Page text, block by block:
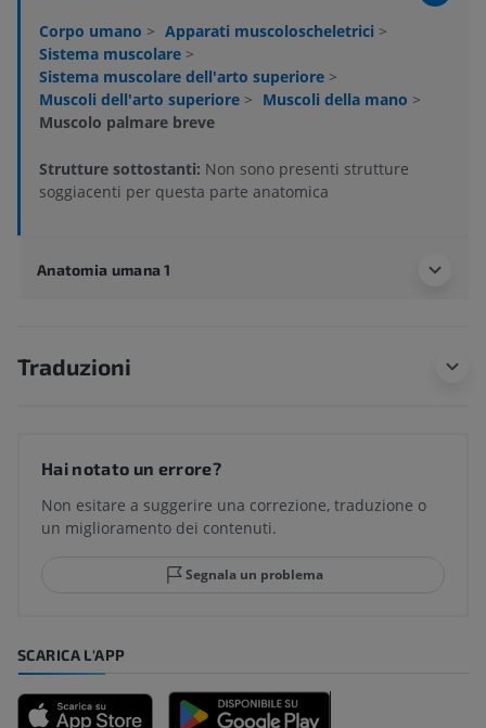
Corpo umano > Apparati muscoloscheletrici >
Sistema muscolare >
Sistema muscolare dell'arto superiore >
Muscoli dell'arto superiore > Muscoli della mano >
Muscolo palmare breve
Strutture sottostanti: Non sono presenti strutture
soggiacenti per questa parte anatomica
Anatomia umana 1
Traduzioni
Hai notato un errore?
Non esitare a suggerire una correzione, traduzione o
un miglioramento dei contenuti.
Segnala un problema
SCARICA L'APP